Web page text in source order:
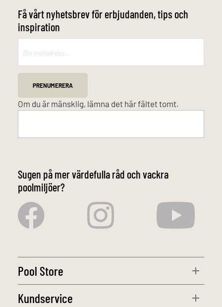
Få vårt nyhetsbrev för erbjudanden, tips och
inspiration
PRENUMERERA
Om du är mänsklig, lämna det här fältet tomt.
Sugen på mer värdefulla råd och vackra
poolmiljöer?
Pool Store
Kundservice